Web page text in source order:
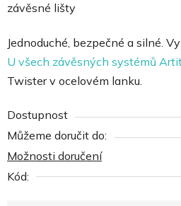
závěsné lišty
Jednoduché, bezpečné a silné.
U všech závěsných systémů
Twister v ocelovém lanku.
Dostupnost
Můžeme doručit do:
Možnosti doručení
Kód: